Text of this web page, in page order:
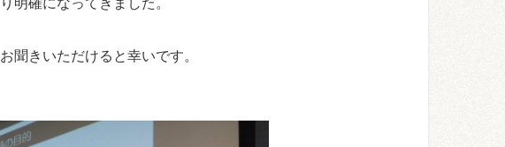
聞きいただけると幸いです。